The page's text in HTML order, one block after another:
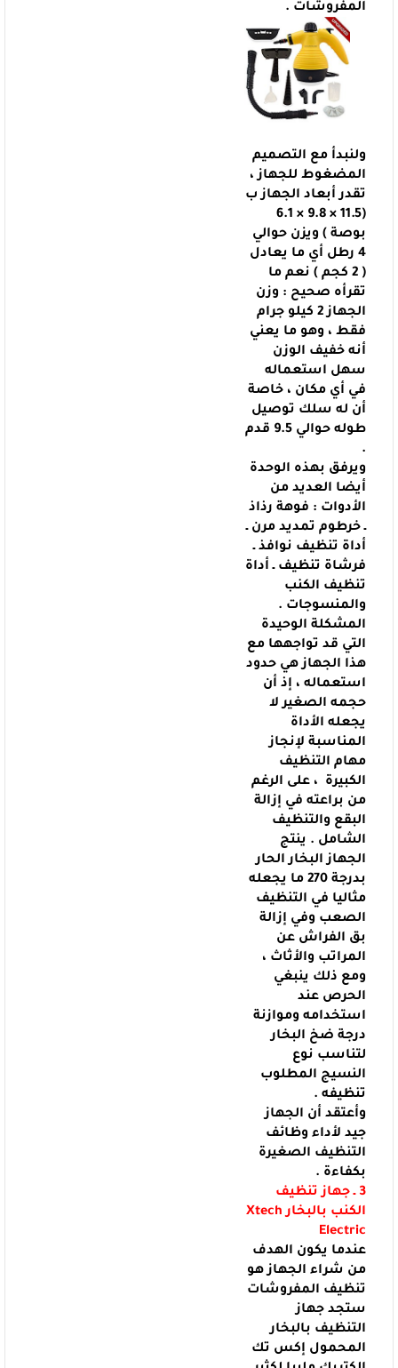
المفروشات .
ولنبدأ مع التصميم
المضغوط للجهاز ،
تقدر أبعاد الجهاز ب
(
11.5 × 9.8 ×
6.1
بوصة ) ويزن حوالي
4 رطل أي ما يعادل
( 2 كجم ) نعم ما
تقرأه صحيح : وزن
الجهاز 2 كيلو جرام
فقط ، وهو ما يعني
أنه خفيف الوزن
سهل استعماله
في أي مكان ، خاصة
أن له سلك توصيل
طوله حوالي 9.5 قدم
.
ويرفق بهذه الوحدة
أيضا العديد من
الأدوات : فوهة رذاذ
ـخرطوم تمديد مرن ـ
أداة تنظيف نوافذ ـ
فرشاة تنظيف ـ أداة
تنظيف الكنب
والمنسوجات .
المشكلة الوحيدة
التي قد تواجهها مع
هذا الجهاز هي حدود
استعماله ، إذ أن
حجمه الصغير لا
يجعله الأداة
المناسبة لإنجاز
مهام التنظيف
الكبيرة ، على الرغم
من براعته في إزالة
البقع والتنظيف
الشامل . ينتج
الجهاز البخار الحار
بدرجة 270 ما يجعله
مثاليا في التنظيف
الصعب وفي إزالة
بق الفراش عن
المراتب والأثاث ،
ومع ذلك ينبغي
الحرص عند
استخدامه وموازنة
درجة ضخ البخار
لتناسب نوع
النسيج المطلوب
تنظيفه .
وأعتقد أن الجهاز
جيد لأداء وظائف
التنظيف الصغيرة
بكفاءة .
3 ـ جهاز تنظيف
الكنب بالبخارXtech
Electric
عندما يكون الهدف
من شراء الجهاز هو
تنظيف المفروشات
ستجد جهاز
التنظيف بالبخار
المحمول إكس تك